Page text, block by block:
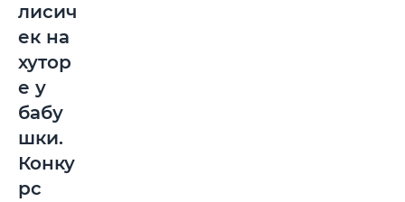
лисич
ек на
хутор
е у
бабу
шки.
Конку
рс